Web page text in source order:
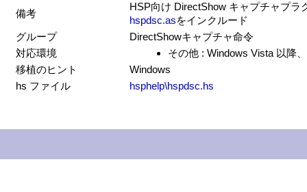
備考
HSP向け DirectShow キャプチャプラ
hspdsc.asをインクルード
グループ
DirectShowキャプチャ命令
対応環境
その他 : Windows Vista 以降
移植のヒント
Windows
hs ファイル
hsphelp\hspdsc.hs